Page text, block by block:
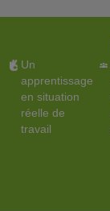
Un
apprentissage
en situation
réelle de
travail